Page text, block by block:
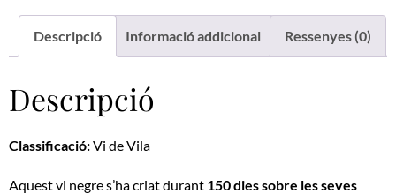
Descripció Informació addicional Ressenyes (0)
Descripció
Classificació:Vi de Vila
Aquest vi negre s’ha criat durant 150 dies sobre les seves